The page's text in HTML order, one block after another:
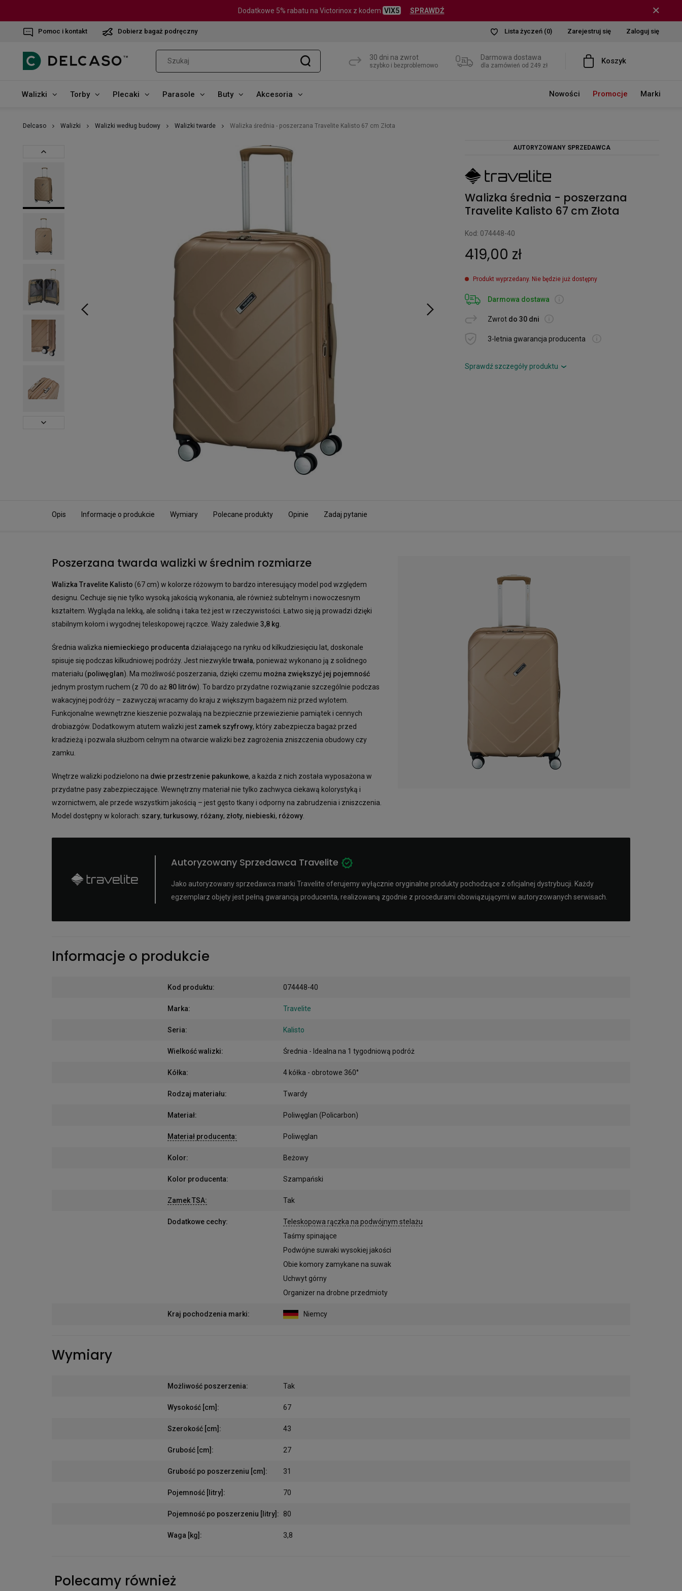
Dodatkowe 5% rabatu na Victorinox z kodem VIX5 SPRAWDŹ
Pomoc i kontakt Dobierz bagaż podręczny Lista życzeń (0) Zarejestruj się Zaloguj się
30 dni na zwrot
szybko i bezproblemowo
Darmowa dostawa
dla zamówień od 249 zł Koszyk
Walizki Torby Plecaki Parasole Buty Akcesoria Nowości Promocje Marki
Delcaso Walizki Walizki według budowy Walizki twarde Walizka średnia - poszerzana Travelite Kalisto 67 cm Złota
AUTORYZOWANY SPRZEDAWCA
Walizka średnia - poszerzana
Travelite Kalisto 67 cm Złota
Kod: 074448-40
419,00 zł
Produkt wyprzedany. Nie będzie już dostępny
Darmowa dostawa
Zwrot do 30 dni
3-letnia gwarancja producenta
Sprawdź szczegóły produktu ›
Opis Informacje o produkcie Wymiary Polecane produkty Opinie Zadaj pytanie
Poszerzana twarda walizki w średnim rozmiarze
Walizka Travelite Kalisto (67 cm) w kolorze różowym to bardzo interesujący model pod względem
designu. Cechuje się nie tylko wysoką jakością wykonania, ale również subtelnym i nowoczesnym
kształtem. Wygląda na lekką, ale solidną i taka też jest w rzeczywistości. Łatwo się ją prowadzi dzięki
stabilnym kołom i wygodnej teleskopowej rączce. Waży zaledwie 3,8 kg
Średnia walizka niemieckiego producenta działającego na rynku od kilkudziesięciu lat, doskonale
spisuje się podczas kilkudniowej podróży. Jest niezwykletrwała, ponieważ wykonano ją z solidnego
materiału (poliwęglan). Ma możliwość poszerzania, dzięki czemu można zwiększyć jej pojemność
jednym prostym ruchem (z 70 do aż 80 litrów). To bardzo przydatne rozwiązanie szczególnie podczas
wakacyjnej podróży – zazwyczaj wracamy do kraju z większym bagażem niż przed wylotem.
Funkcjonalne wewnętrzne kieszenie pozwalają na bezpiecznie przewiezienie pamiątek i cennych
drobiazgów. Dodatkowym atutem walizki jest zamek szyfrowy, który zabezpiecza bagaż przed
kradzieżą i pozwala służbom celnym na otwarcie walizki bez zagrożenia zniszczenia obudowy czy
zamku.
Wnętrze walizki podzielono na dwie przestrzenie pakunkowe, a każda z nich została wyposażona w
przydatne pasy zabezpieczające. Wewnętrzny materiał nie tylko zachwyca ciekawą kolorystyką i
wzornictwem, ale przede wszystkim jakością – jest gęsto tkany i odporny na zabrudzenia i zniszczenia.
Model dostępny w kolorach: szary,turkusowy, różany, złoty, niebieski, różowy
Autoryzowany Sprzedawca Travelite
Jako autoryzowany sprzedawca marki Travelite oferujemy wyłącznie oryginalne produkty pochodzące z oficjalnej dystrybucji. Każdy
egzemplarz objęty jest pełną gwarancją producenta, realizowaną zgodnie z procedurami obowiązującymi w autoryzowanych serwisach.
Informacje o produkcie
Kod produktu: 074448-40
Marka: Travelite
Seria: Kalisto
Wielkość walizki: Średnia - Idealna na 1 tygodniową podróż
Kółka: 4 kółka - obrotowe 360°
Rodzaj materiału: Twardy
Materiał: Poliwęglan (Policarbon)
Materiał producenta: Poliwęglan
Kolor: Beżowy
Kolor producenta: Szampański
Zamek TSA: Tak
Dodatkowe cechy:
Teleskopowa rączka na podwójnym stelażu
Taśmy spinające
Podwójne suwaki wysokiej jakości
Obie komory zamykane na suwak
Uchwyt górny
Organizer na drobne przedmioty
Kraj pochodzenia marki: Niemcy
Wymiary
Możliwość poszerzenia: Tak
Wysokość [cm] : 67
Szerokość [cm] : 43
Grubość [cm] : 27
Grubość po poszerzeniu [cm] : 31
Pojemność [litry] : 70
Pojemność po poszerzeniu [litry] : 80
Waga [kg] : 3,8
Polecamy również